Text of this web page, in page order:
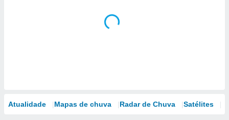
Atualidade Mapas de chuva Radar de Chuva Satélites